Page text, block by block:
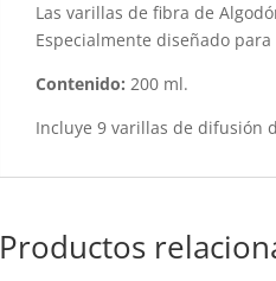
Las varillas de fibra de
Especialmente diseñado
Contenido: 200 ml.
Incluye 9 varillas de difusión
Productos